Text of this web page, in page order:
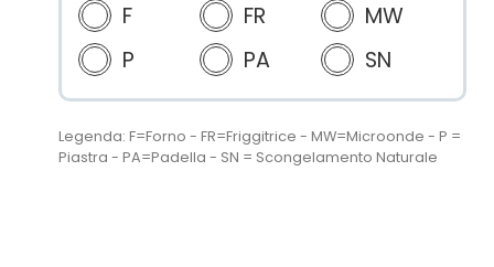
F FR
MW
P
PA SN
Legenda: F=Forno - FR=Friggitrice - MW=Microonde - P =
Piastra - PA=Padella - SN = Scongelamento Naturale